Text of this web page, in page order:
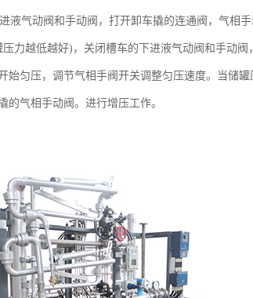
液气动阀和手动阀，打开卸车撬的连通阀，气相
力越低越好)，关闭槽车的下进液气动阀和手动
始匀压，调节气相手阀开关调整匀压速度。当储
气相手动阀。进行增压工作。